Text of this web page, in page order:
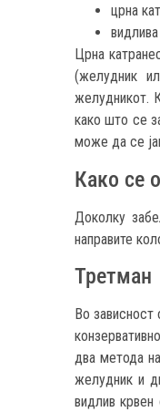
црна
Црна
(желудник
желудникот.
како што се
може да се
Како се
Доколку
направите
Третман
Во зависност
два метода
желудник и
видлив